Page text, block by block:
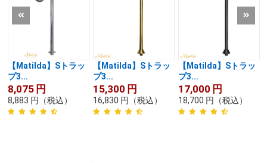
【Matilda】Sトラッ
プ3...
8,075 円
8,883 円 （税込）
【Matilda】Sトラッ
プ3...
15,300 円
16,830 円 （税込）
【Matilda】Sトラッ
プ3...
17,000 円
18,700 円 （税込）